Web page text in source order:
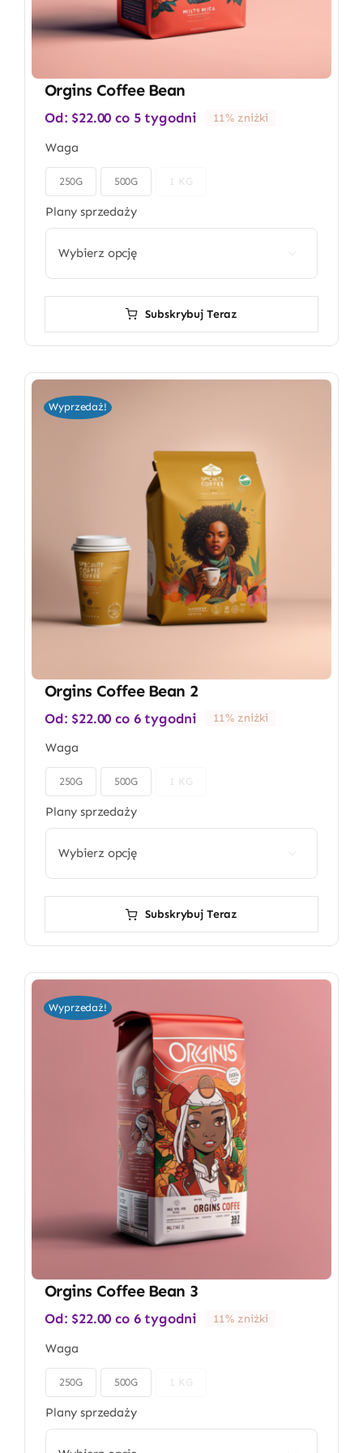
Orgins Coffee Bean
Od: $22.00 co 5 tygodni 11% zniżki
Waga
250G 500G 1 KG
Plany sprzedaży
Subskrybuj Teraz
Wyprzedaż!
Orgins Coffee Bean 2
Od: $22.00 co 6 tygodni 11% zniżki
Waga
250G 500G 1 KG
Plany sprzedaży
Subskrybuj Teraz
Wyprzedaż!
Orgins Coffee Bean 3
Od: $22.00 co 6 tygodni 11% zniżki
Waga
250G 500G 1 KG
Plany sprzedaży